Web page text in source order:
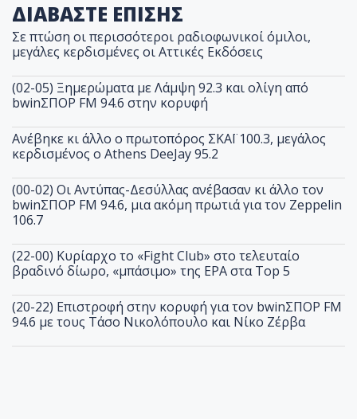
ΔΙΑΒΑΣΤΕ ΕΠΙΣΗΣ
Σε πτώση οι περισσότεροι ραδιοφωνικοί όμιλοι,
μεγάλες κερδισμένες οι Αττικές Εκδόσεις
(02-05) Ξημερώματα με Λάμψη 92.3 και ολίγη από
bwinΣΠΟΡ FM 94.6 στην κορυφή
Ανέβηκε κι άλλο ο πρωτοπόρος ΣΚΑΪ 100.3, μεγάλος
κερδισμένος ο Athens DeeJay 95.2
(00-02) Οι Αντύπας-Δεσύλλας ανέβασαν κι άλλο τον
bwinΣΠΟΡ FM 94.6, μια ακόμη πρωτιά για τον Zeppelin
106.7
(22-00) Κυρίαρχο το «Fight Club» στο τελευταίο
βραδινό δίωρο, «μπάσιμο» της ΕΡΑ στα Top 5
(20-22) Επιστροφή στην κορυφή για τον bwinΣΠΟΡ FM
94.6 με τους Τάσο Νικολόπουλο και Νίκο Ζέρβα